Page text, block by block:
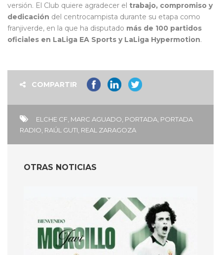
versión. El Club quiere agradecer el trabajo, compromiso y
dedicación del centrocampista durante su etapa como
franjiverde, en la que ha disputado más de 100 partidos
oficiales en LaLiga EA Sports y LaLiga Hypermotion.
COMPARTIR
ELCHE CF MARC AGUADO PORTADA PORTADA
RADIO RAÚL GUTI REAL ZARAGOZA
OTRAS NOTICIAS